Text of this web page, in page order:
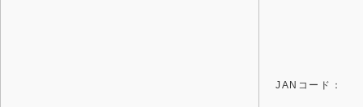
JANコード：